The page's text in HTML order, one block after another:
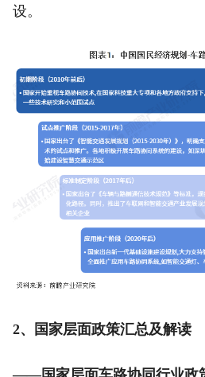
设。
2、国家层面政策汇总及解读